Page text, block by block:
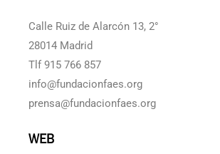
Calle Ruiz de Alarcón 13, 2°
28014 Madrid
Tlf 915 766 857
info@fundacionfaes.org
prensa@fundacionfaes.org
WEB